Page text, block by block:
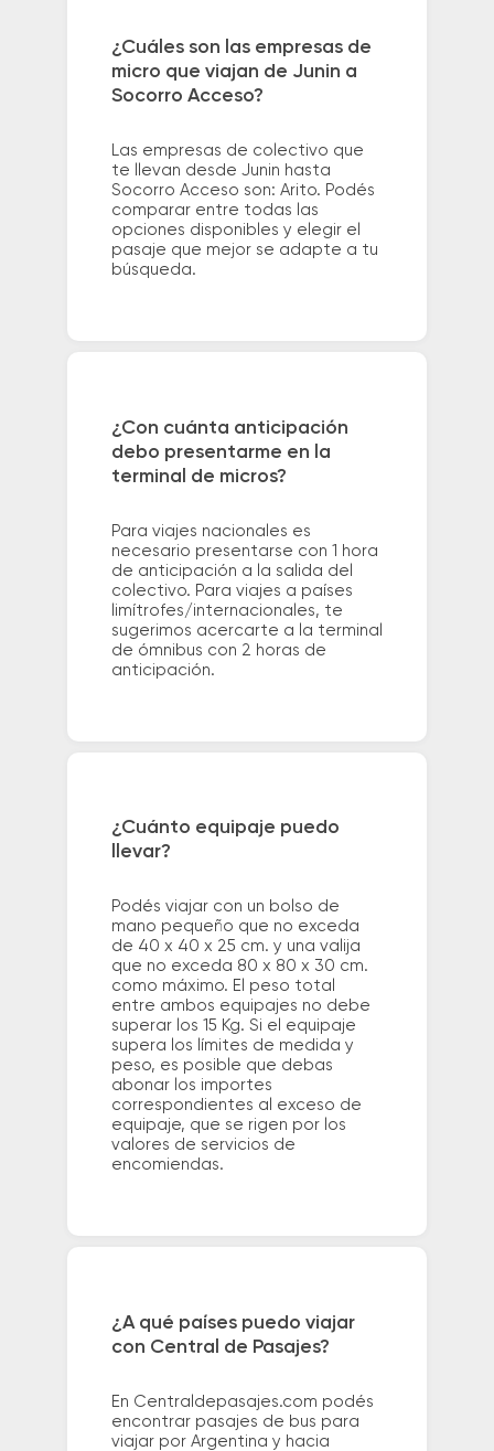
¿Cuáles son las empresas de
micro que viajan de Junin a
Socorro Acceso?
Las empresas de colectivo que
te llevan desde Junin hasta
Socorro Acceso son: Arito. Podés
comparar entre todas las
opciones disponibles y elegir el
pasaje que mejor se adapte a tu
búsqueda.
¿Con cuánta anticipación
debo presentarme en la
terminal de micros?
Para viajes nacionales es
necesario presentarse con 1 hora
de anticipación a la salida del
colectivo. Para viajes a países
limítrofes/internacionales, te
sugerimos acercarte a la terminal
de ómnibus con 2 horas de
anticipación.
¿Cuánto equipaje puedo
llevar?
Podés viajar con un bolso de
mano pequeño que no exceda
de 40 x 40 x 25 cm. y una valija
que no exceda 80 x 80 x 30 cm.
como máximo. El peso total
entre ambos equipajes no debe
superar los 15 Kg. Si el equipaje
supera los límites de medida y
peso, es posible que debas
abonar los importes
correspondientes al exceso de
equipaje, que se rigen por los
valores de servicios de
encomiendas.
¿A qué países puedo viajar
con Central de Pasajes?
En Centraldepasajes.com podés
encontrar pasajes de bus para
viajar por Argentina y hacia